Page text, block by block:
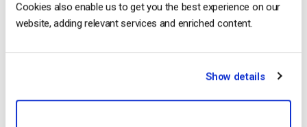
Cookies also enable us to get you the best experience on our
website, adding relevant services and enriched content.
Show details